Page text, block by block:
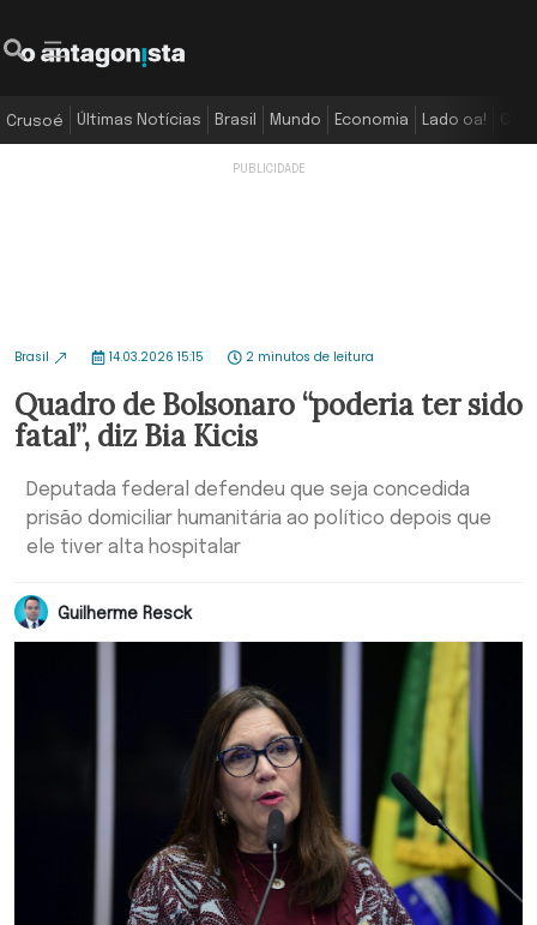
Crusoé Últimas Notícias Brasil Mundo Economia Lado oa!
Brasil 14.03.2026 15:15 2 minutos de leitura
Quadro de Bolsonaro “poderia ter sido
fatal”, diz Bia Kicis
Deputada federal defendeu que seja concedida
prisão domiciliar humanitária ao político depois que
ele tiver alta hospitalar
Guilherme Resck